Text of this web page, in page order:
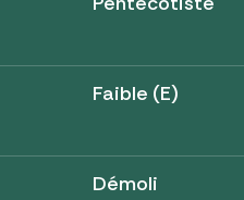
Faible (E)
Démoli